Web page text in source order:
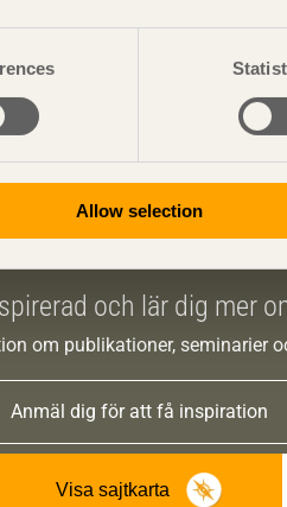
Allow selection
träförpackningar
rörande
och lär dig mer
om publikationer, seminarier
Anmäl dig för att få inspiration
Visa sajtkarta